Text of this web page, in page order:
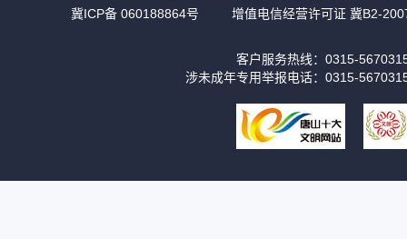
冀ICP备 060188864号
增值电信经营许可证 冀B2-
客户服务热线：0315-
涉未成年专用举报电话：0315-